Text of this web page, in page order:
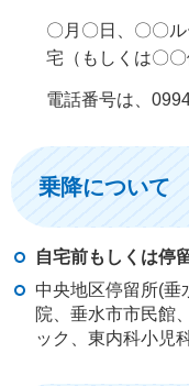
〇月〇日、〇〇
宅（もしくは〇
電話番号は、
乗降について
自宅前もしくは停
中央地区停留所(垂
院、垂水市市民館
ック、東内科小児